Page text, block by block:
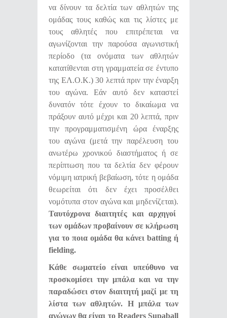
να δίνουν τα δελτία των αθλητών της
ομάδας τους καθώς και τις λίστες με
τους αθλητές που επιτρέπεται να
αγωνίζονται την παρούσα αγωνιστική
περίοδο (τα ονόματα των αθλητών
κατατίθενται στη γραμματεία σε έντυπο
της ΕΛ.Ο.Κ.) 30 λεπτά πριν την έναρξη
του αγώνα. Εάν αυτό δεν καταστεί
δυνατόν τότε έχουν το δικαίωμα να
πράξουν αυτό μέχρι και 20 λεπτά, πριν
την προγραμματισμένη ώρα έναρξης
του αγώνα (μετά την παρέλευση του
ανωτέρω χρονικού διαστήματος ή σε
περίπτωση που τα δελτία δεν φέρουν
νόμιμη ιατρική βεβαίωση, τότε η ομάδα
θεωρείται ότι δεν έχει προσέλθει
νομότυπα στον αγώνα και μηδενίζεται).
Ταυτόχρονα διαιτητές και αρχηγοί
των ομάδων προβαίνουν σε κλήρωση
για το ποια ομάδα θα κάνει batting ή
fielding.
Κάθε σωματείο είναι υπεύθυνο να
προσκομίσει την μπάλα και να την
παραδώσει στον διαιτητή μαζί με τη
λίστα των αθλητών. Η μπάλα των
αγώνων θα είναι το Readers Supaball